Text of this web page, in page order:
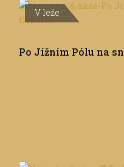
V leže
Po Jížním Pólu na